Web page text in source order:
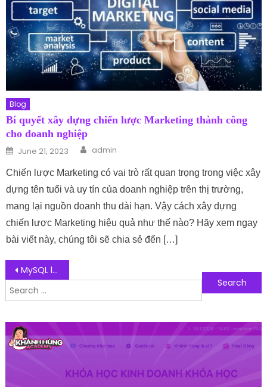
Blog
Bí quyết xây dựng chiến lược Marketing thành công
cho doanh nghiệp
Posted on
June 21, 2023 Author
admin
Chiến lược Marketing có vai trò rất quan trọng trong việc xây
dựng tên tuổi và uy tín của doanh nghiệp trên thị trường,
mang lại nguồn doanh thu dài hạn. Vậy cách xây dựng
chiến lược Marketing hiệu quả như thế nào? Hãy xem ngay
bài viết này, chúng tôi sẽ chia sẻ đến […]
Post navigation
MySQL là gì? Tổng quan về hệ quản trị dữ liệu MySQL
Search for:
Follow